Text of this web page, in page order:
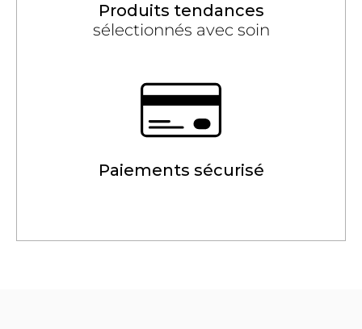
Produits tendances
sélectionnés avec soin
Paiements sécurisé